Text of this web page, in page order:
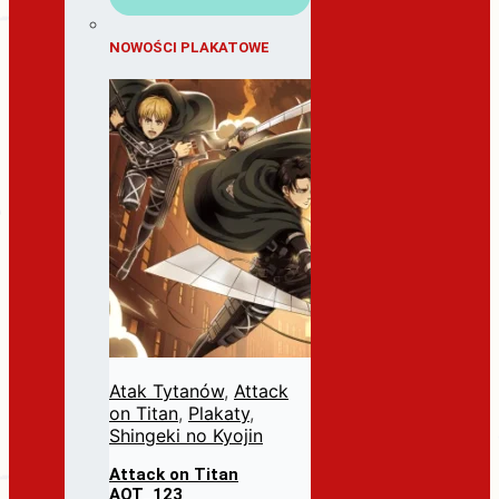
NOWOŚCI PLAKATOWE
Atak Tytanów, Attack
on Titan, Plakaty,
Shingeki no Kyojin
Attack on Titan
AOT_123